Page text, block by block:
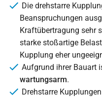
Die drehstarre
Beanspruchungen
Kraftübertragung sehr
starke stoßartige
Kupplung eher
Aufgrund ihrer Bauart
wartungsarm.
Drehstarre